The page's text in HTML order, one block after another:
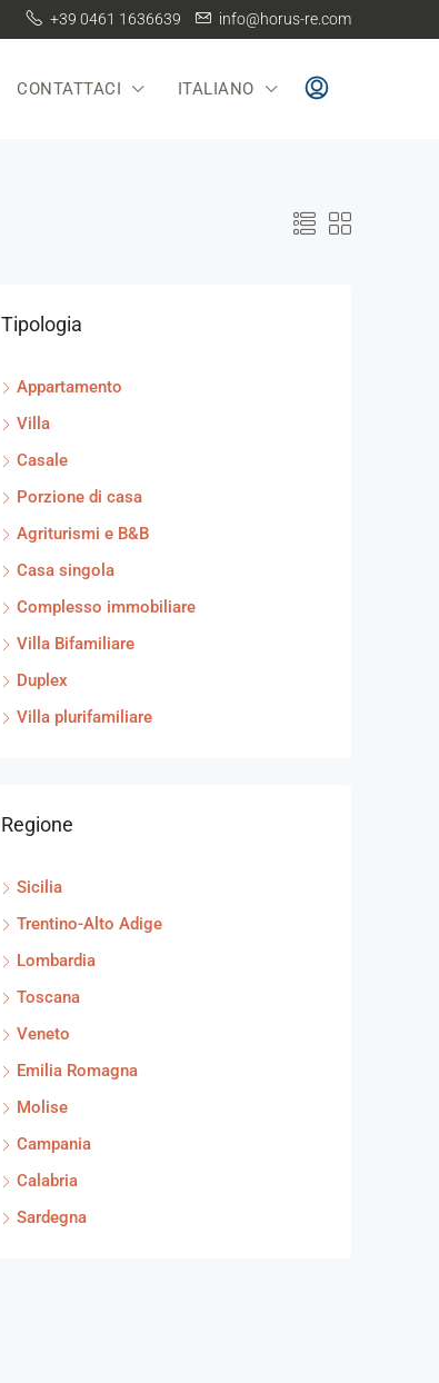
+39 0461 1636639 info@horus-re.com
CONTATTACI ITALIANO
Tipologia
Appartamento
Villa
Casale
Porzione di casa
Agriturismi e B&B
Casa singola
Complesso immobiliare
Villa Bifamiliare
Duplex
Villa plurifamiliare
Regione
Sicilia
Trentino-Alto Adige
Lombardia
Toscana
Veneto
Emilia Romagna
Molise
Campania
Calabria
Sardegna